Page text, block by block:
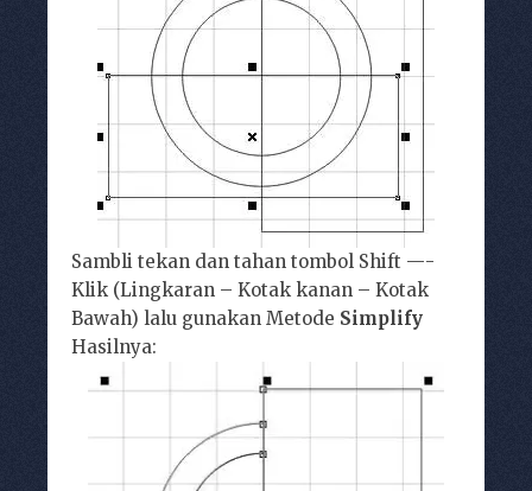
Sambli tekan dan tahan tombol Shift —-
Klik (Lingkaran – Kotak kanan – Kotak
Bawah) lalu gunakan Metode Simplify
Hasilnya: